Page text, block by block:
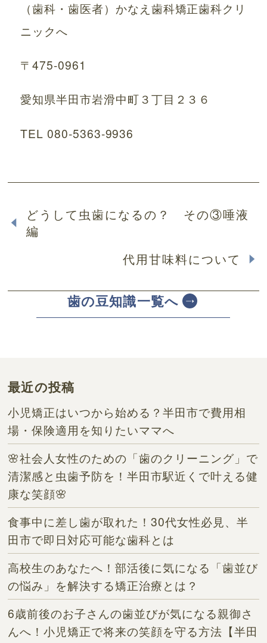
（歯科・歯医者）かなえ歯科矯正歯科クリ
ニックへ
〒475-0961
愛知県半田市岩滑中町３丁目２３６
TEL 080-5363-9936
どうして虫歯になるの？ その③唾液
編
代用甘味料について
歯の豆知識一覧へ
最近の投稿
小児矯正はいつから始める？半田市で費用相
場・保険適用を知りたいママへ
🌸社会人女性のための「歯のクリーニング」で
清潔感と虫歯予防を！半田市駅近くで叶える健
康な笑顔🌸
食事中に差し歯が取れた！30代女性必見、半
田市で即日対応可能な歯科とは
高校生のあなたへ！部活後に気になる「歯並び
の悩み」を解決する矯正治療とは？
6歳前後のお子さんの歯並びが気になる親御さ
んへ！小児矯正で将来の笑顔を守る方法【半田